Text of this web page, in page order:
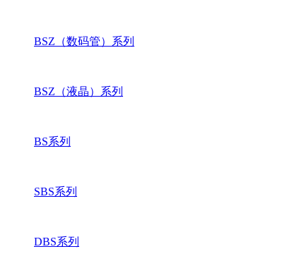
BSZ（数码管）系列
BSZ（液晶）系列
BS系列
SBS系列
DBS系列